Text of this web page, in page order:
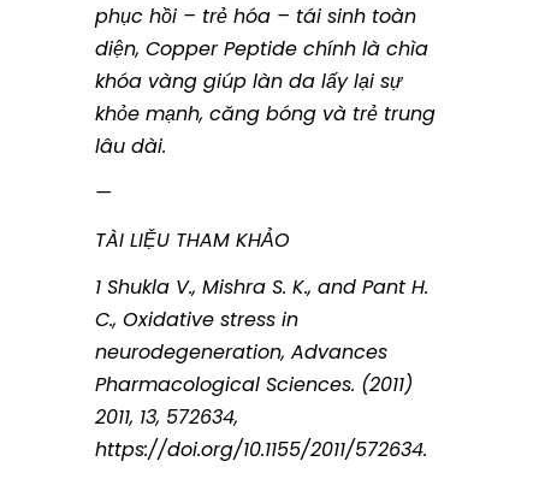
phục hồi – trẻ hóa – tái sinh toàn
diện, Copper Peptide chính là chìa
khóa vàng giúp làn da lấy lại sự
khỏe mạnh, căng bóng và trẻ trung
lâu dài.
—
TÀI LIỆU THAM KHẢO
1 Shukla V., Mishra S. K., and Pant H.
C., Oxidative stress in
neurodegeneration, Advances
Pharmacological Sciences. (2011)
2011, 13, 572634,
https://doi.org/10.1155/2011/572634.